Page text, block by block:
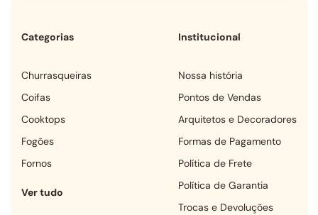
Categorias
churrasqueiras
coifas
cooktops
fogões
fornos
Ver tudo
Institucional
Nossa história
Pontos de Vendas
Arquitetos e Decoradores
Formas de Pagamento
Política de Frete
Política de Garantia
Trocas e Devoluções